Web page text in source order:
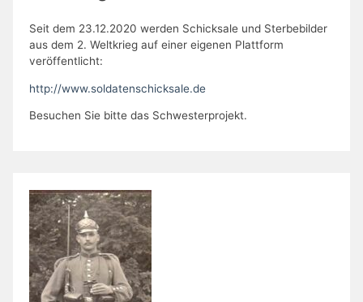
Seit dem 23.12.2020 werden Schicksale und Sterbebilder
aus dem 2. Weltkrieg auf einer eigenen Plattform
veröffentlicht:
http://www.soldatenschicksale.de
Besuchen Sie bitte das Schwesterprojekt.